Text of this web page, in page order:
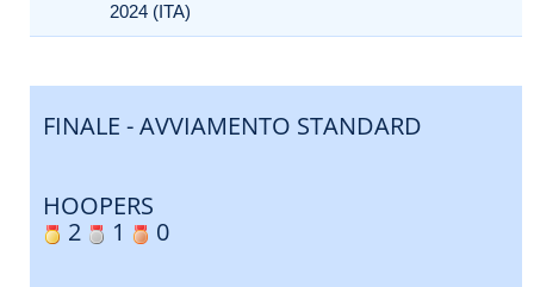
2024 (ITA)
FINALE - AVVIAMENTO STANDARD
HOOPERS
2
1 0